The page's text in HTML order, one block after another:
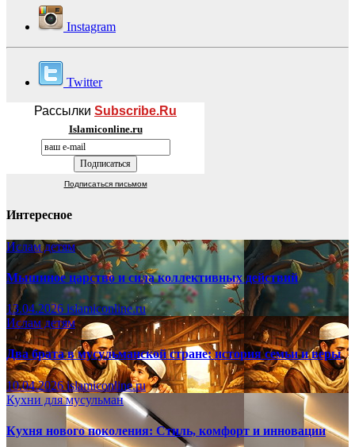
Instagram
Twitter
Рассылки Subscribe.Ru
Islamiconline.ru
Подписаться письмом
Интересное
Ислам детям
Мышиное царство и сила коллективных действий
13.04.2026 islamiconline.ru
Ислам детям
Два брата в мусульманской стране: история семьи и веры
10.04.2026islamiconline.ru
Кухни для мусульман
Кухня нового поколения: Стиль, комфорт и инновации